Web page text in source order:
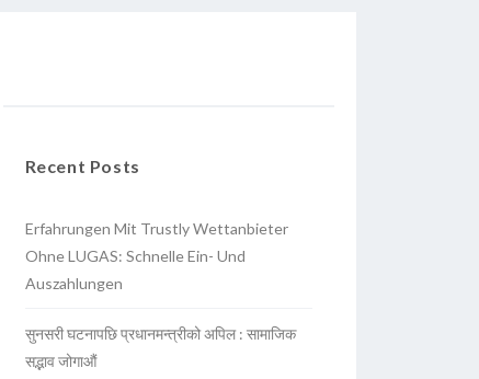
Recent Posts
Erfahrungen Mit Trustly Wettanbieter
Ohne LUGAS: Schnelle Ein- Und
Auszahlungen
सुनसरी घटनापछि प्रधानमन्त्रीको अपिल : सामाजिक
सद्भाव जोगाऔं